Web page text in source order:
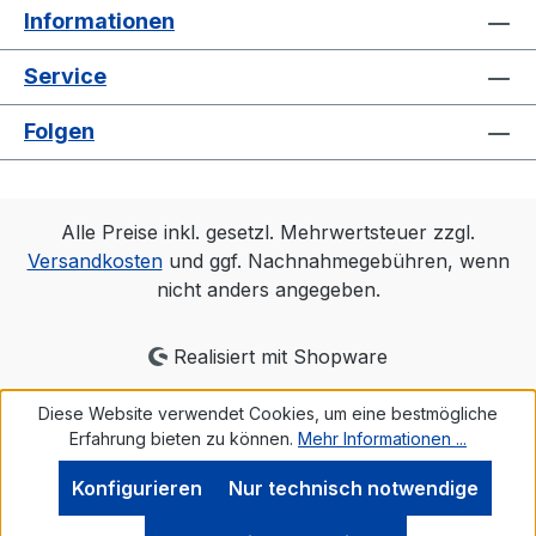
Informationen
Service
Folgen
Alle Preise inkl. gesetzl. Mehrwertsteuer zzgl.
Versandkostenund ggf. Nachnahmegebühren, wenn
nicht anders angegeben.
Realisiert mit Shopware
Diese Website verwendet Cookies, um eine bestmögliche
Erfahrung bieten zu können. Mehr Informationen ...
Nur technisch notwendige
Konfigurieren